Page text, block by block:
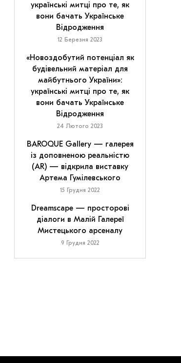
українські митці про те, як
вони бачать Українське
Відродження
12 Березня 2023
«Новоздобутий потенціал як
будівельний матеріал для
майбутнього України»:
українські митці про те, як
вони бачать Українське
Відродження
24 Лютого 2023
BAROQUE Gallery — галерея
із доповненою реальністю
(AR) — відкрила виставку
Артема Гумілевського
15 Грудня 2022
Dreamscape — просторові
діалоги в Малій Галереї
Мистецького арсеналу
9 Грудня 2022